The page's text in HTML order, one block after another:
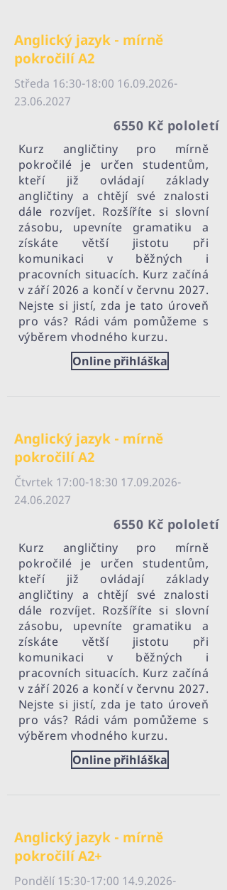
Anglický jazyk - mírně
pokročilí A2
Středa 16:30-18:00 16.09.2026-
23.06.2027
6550 Kč pololetí
Kurz angličtiny pro mírně
pokročilé je určen studentům,
kteří již ovládají základy
angličtiny a chtějí své znalosti
dále rozvíjet. Rozšíříte si slovní
zásobu, upevníte gramatiku a
získáte větší jistotu při
komunikaci v běžných i
pracovních situacích. Kurz začíná
v září 2026 a končí v červnu 2027.
Nejste si jistí, zda je tato úroveň
pro vás? Rádi vám pomůžeme s
výběrem vhodného kurzu.
Online přihláška
Anglický jazyk - mírně
pokročilí A2
Čtvrtek 17:00-18:30 17.09.2026-
24.06.2027
6550 Kč pololetí
Kurz angličtiny pro mírně
pokročilé je určen studentům,
kteří již ovládají základy
angličtiny a chtějí své znalosti
dále rozvíjet. Rozšíříte si slovní
zásobu, upevníte gramatiku a
získáte větší jistotu při
komunikaci v běžných i
pracovních situacích. Kurz začíná
v září 2026 a končí v červnu 2027.
Nejste si jistí, zda je tato úroveň
pro vás? Rádi vám pomůžeme s
výběrem vhodného kurzu.
Online přihláška
Anglický jazyk - mírně
pokročilí A2+
Pondělí 15:30-17:00 14.9.2026-